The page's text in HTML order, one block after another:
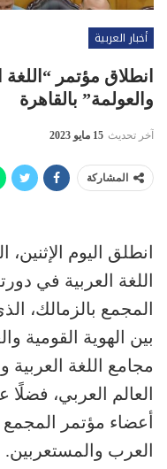
أخبار العربية
انطلاق مؤتمر “اللغة
والعولمة” بالقاهرة
آخر تحديث 15 مايو 2023
المشاركة
انطلق اليوم
اللغة العربية في
المجمع بالزمالك،
بين الهوية القومية
مجامع اللغة العربية
العالم العربي،
أعضاء مؤتمر
العرب والمستعربين.